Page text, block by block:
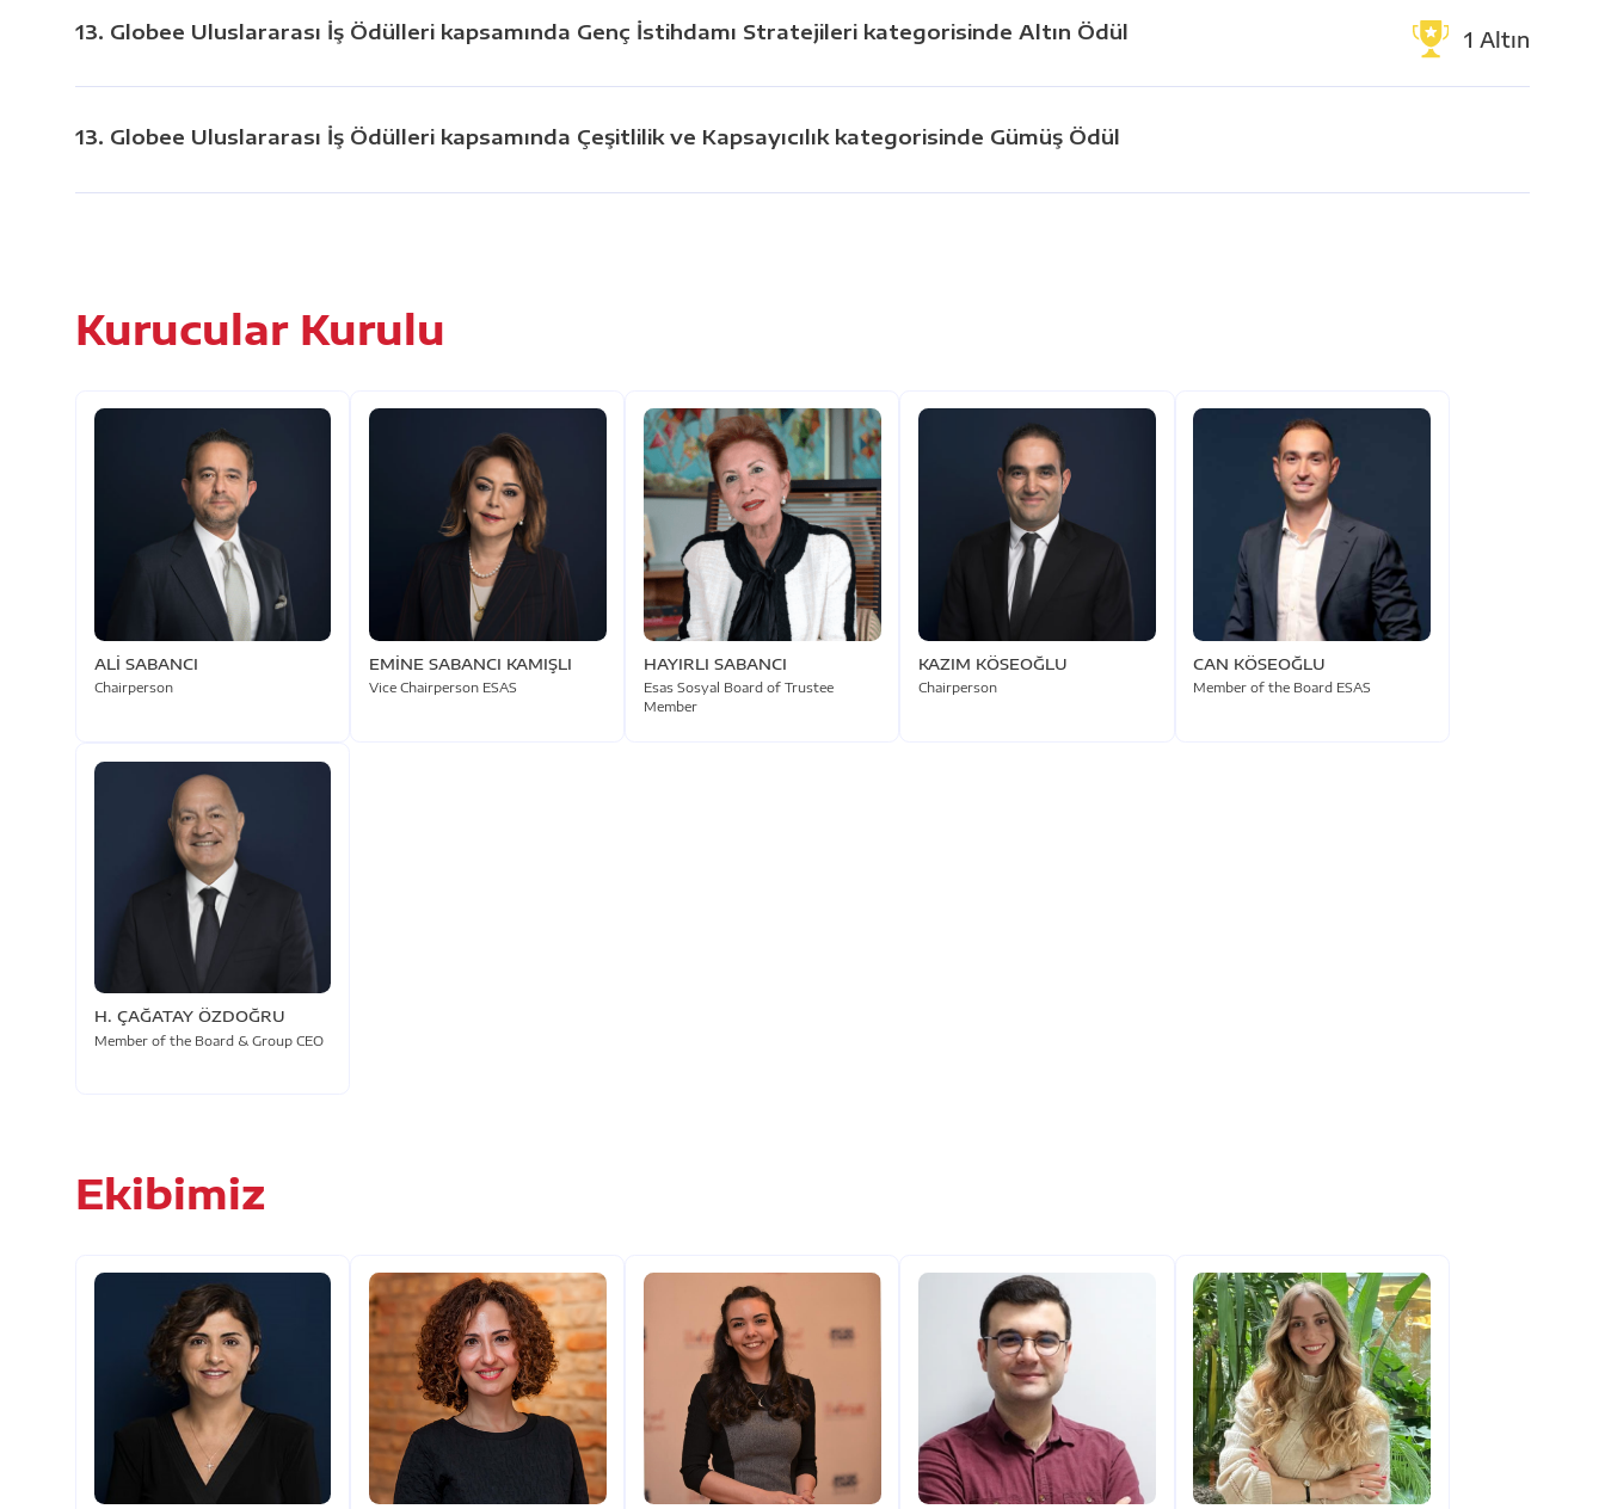
13. Globee Uluslararası İş Ödülleri kapsamında Genç İstihdamı Stratejileri kategorisinde Altın Ödül 1 Altın
13. Globee Uluslararası İş Ödülleri kapsamında Çeşitlilik ve Kapsayıcılık kategorisinde Gümüş Ödül
Kurucular Kurulu
ALİ SABANCI
Chairperson
EMİNE SABANCI KAMIŞLI
Vice Chairperson ESAS
HAYIRLI SABANCI
Esas Sosyal Board of Trustee
Member
KAZIM KÖSEOĞLU
Chairperson
CAN KÖSEOĞLU
Member of the Board ESAS
H. ÇAĞATAY ÖZDOĞRU
Member of the Board & Group CEO
Ekibimiz